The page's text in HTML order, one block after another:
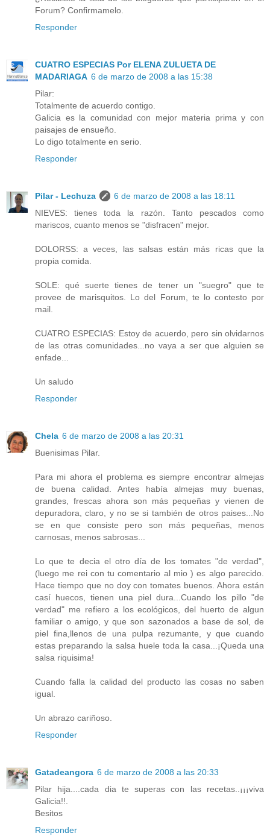
Forum? Confirmamelo.
Responder
CUATRO ESPECIAS Por ELENA ZULUETA DE
MADARIAGA 6 de marzo de 2008 a las 15:38
Pilar:
Totalmente de acuerdo contigo.
Galicia es la comunidad con mejor materia prima y con
paisajes de ensueño.
Lo digo totalmente en serio.
Responder
Pilar - Lechuza
6 de marzo de 2008 a las 18:11
NIEVES: tienes toda la razón. Tanto pescados como
mariscos, cuanto menos se "disfracen" mejor.
DOLORSS: a veces, las salsas están más ricas que la
propia comida.
SOLE: qué suerte tienes de tener un "suegro" que te
provee de marisquitos. Lo del Forum, te lo contesto por
mail.
CUATRO ESPECIAS: Estoy de acuerdo, pero sin olvidarnos
de las otras comunidades...no vaya a ser que alguien se
enfade...
Un saludo
Responder
Chela 6 de marzo de 2008 a las 20:31
Buenisimas Pilar.
Para mi ahora el problema es siempre encontrar almejas
de buena calidad. Antes había almejas muy buenas,
grandes, frescas ahora son más pequeñas y vienen de
depuradora, claro, y no se si también de otros paises...No
se en que consiste pero son más pequeñas, menos
carnosas, menos sabrosas...
Lo que te decia el otro día de los tomates "de verdad",
(luego me rei con tu comentario al mio ) es algo parecido.
Hace tiempo que no doy con tomates buenos. Ahora están
casí huecos, tienen una piel dura...Cuando los pillo "de
verdad" me refiero a los ecológicos, del huerto de algun
familiar o amigo, y que son sazonados a base de sol, de
piel fina,llenos de una pulpa rezumante, y que cuando
estas preparando la salsa huele toda la casa...¡Queda una
salsa riquisima!
Cuando falla la calidad del producto las cosas no saben
igual.
Un abrazo cariñoso.
Responder
Gatadeangora 6 de marzo de 2008 a las 20:33
Pilar hija....cada dia te superas con las recetas..¡¡¡viva
Galicia!!.
Besitos
Responder